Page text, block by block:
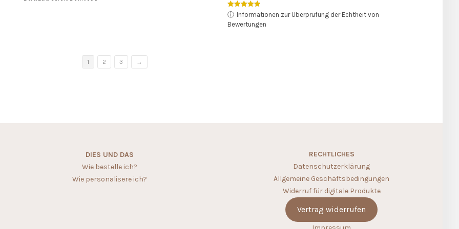
Bewertet mit
5.00
von 5
ⓘ Informationen zur Überprüfung der Echtheit von
Bewertungen
1 2 3 →
DIES UND DAS
Wie bestelle ich?
Wie personalisere ich?
RECHTLICHES
Datenschutzerklärung
Allgemeine Geschäftsbedingungen
Widerruf für digitale Produkte
Vertrag widerrufen